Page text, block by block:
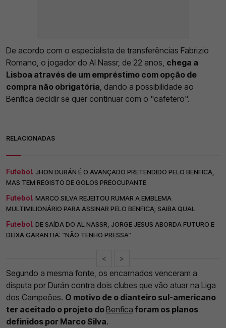
De acordo com o especialista de transferências Fabrizio
Romano, o jogador do Al Nassr, de 22 anos, chega a
Lisboa através de um empréstimo com opção de
compra não obrigatória , dando a possibilidade ao
Benfica decidir se quer continuar com o "cafetero".
RELACIONADAS
Futebol. JHON DURÁN É O AVANÇADO PRETENDIDO PELO BENFICA,
MAS TEM REGISTO DE GOLOS PREOCUPANTE
Futebol. MARCO SILVA REJEITOU RUMAR A EMBLEMA
MULTIMILIONÁRIO PARA ASSINAR PELO BENFICA; SAIBA QUAL
Futebol. DE SAÍDA DO AL NASSR, JORGE JESUS ABORDA FUTURO E
DEIXA GARANTIA: “NÃO TENHO PRESSA”
< >
Segundo a mesma fonte, os encarnados venceram a
disputa por Durán contra dois clubes que vão atuar na Liga
dos Campeões. O motivo de o dianteiro sul-americano
ter aceitado o projeto doBenfica foram os planos
definidos por Marco Silva.